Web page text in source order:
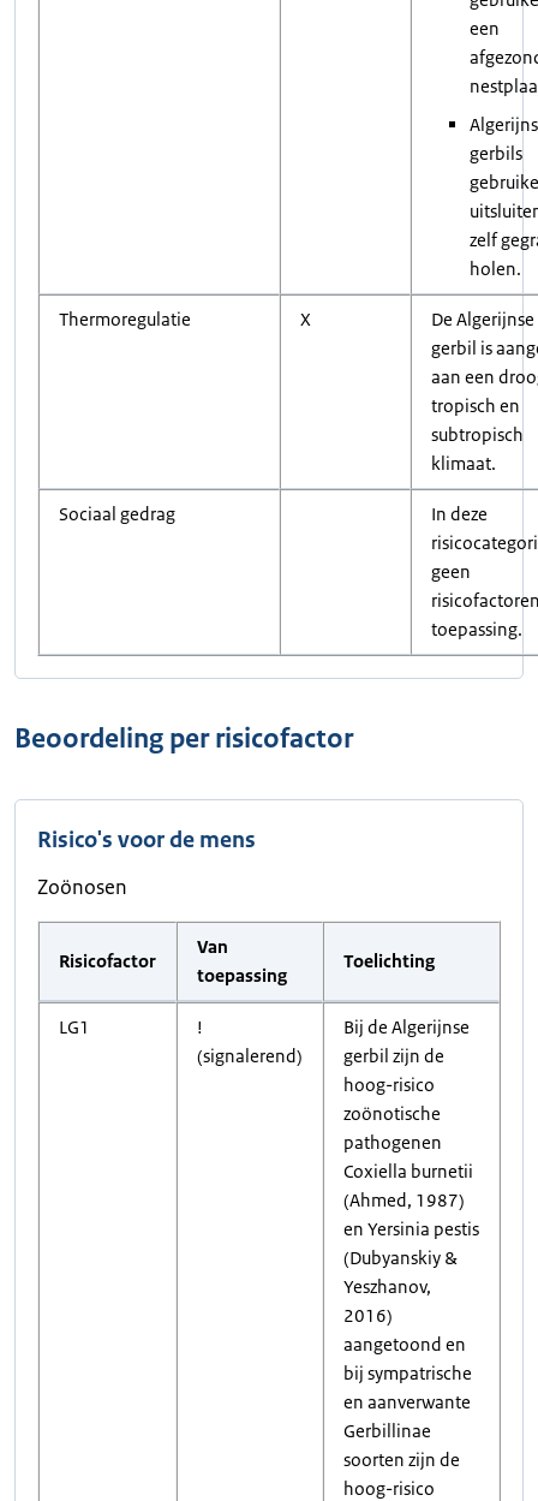
een
gerbils
zelf
holen.
Thermoregulatie X
De Algerijnse
gerbil is
aan een
tropisch en
subtropisch
klimaat.
Sociaal gedrag
In deze
geen
toepassing.
Beoordeling per risicofactor
Risico's voor de mens
Zoönosen
Risicofactor
Van
toepassing
Toelichting
LG1
!
(signalerend)
Bij de Algerijnse
gerbil zijn de
hoog-risico
zoönotische
pathogenen
Coxiella burnetii
(Ahmed, 1987)
en Yersinia pestis
(Dubyanskiy &
Yeszhanov,
2016)
aangetoond en
bij sympatrische
en aanverwante
Gerbillinae
soorten zijn de
hoog-risico